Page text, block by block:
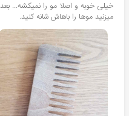
خیلی خوبه و اصلا مو را نمیکشه...
میزنید موها را باهاش شانه کنید.